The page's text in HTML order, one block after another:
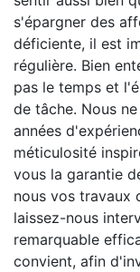
s'épargner des
déficiente, il est
régulière. Bien
pas le temps et
de tâche. Nous
années
méticulosité
vous la garantie
nous vos travaux
laissez-nous
remarquable
convient, afin